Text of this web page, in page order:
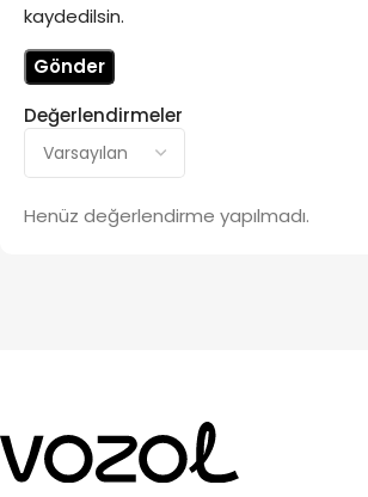
Değerlendirmeler
Henüz değerlendirme yapılmadı.
kaydedilsin.